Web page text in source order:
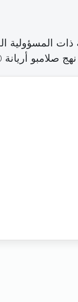
المسؤولية